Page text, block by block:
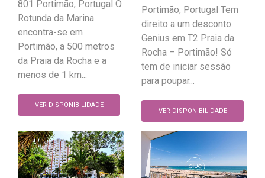
801 Portimão, Portugal O
Rotunda da Marina
encontra-se em
Portimão, a 500 metros
da Praia da Rocha e a
menos de 1 km...
VER DISPONIBILIDADE
Portimão, Portugal Tem
direito a um desconto
Genius em T2 Praia da
Rocha – Portimão! Só
tem de iniciar sessão
para poupar...
VER DISPONIBILIDADE